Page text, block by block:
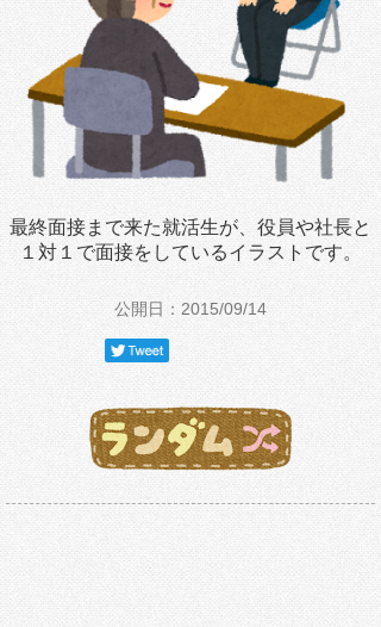
最終面接まで来た就活生が、役員や社長と
１対１で面接をしているイラストです。
公開日：2015/09/14